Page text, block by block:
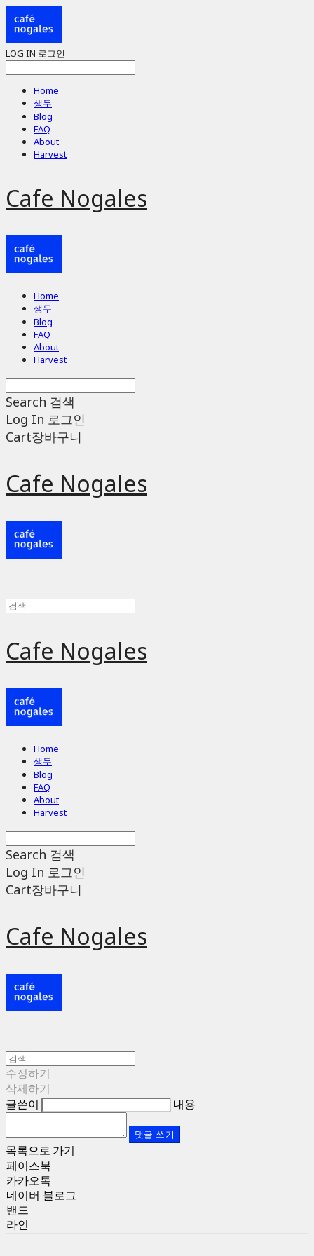
LOG IN 로그인
Home
생두
Blog
FAQ
About
Harvest
Cafe Nogales
Home
생두
Blog
FAQ
About
Harvest
Search 검색
Log In 로그인
Cart장바구니
Cafe Nogales
Cafe Nogales
Home
생두
Blog
FAQ
About
Harvest
Search 검색
Log In 로그인
Cart장바구니
Cafe Nogales
수정하기
삭제하기
글쓴이
내용
댓글 쓰기
목록으로 가기
페이스북
카카오톡
네이버 블로그
밴드
라인